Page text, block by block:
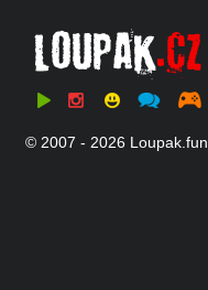
© 2007 - 2026 Loupak.fun